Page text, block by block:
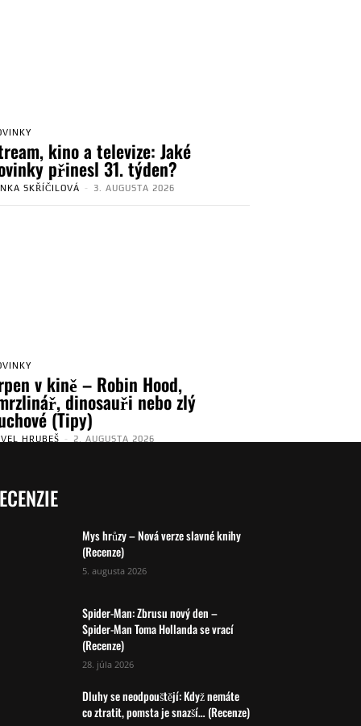
kino a televize: Jaké
přinesl 31. týden?
SKŘÍČILOVÁ - 3. AUGUSTA 2026
v kině – Robin Hood,
dinosauři nebo zlý
(Tipy)
HRUBEŠ - 2. AUGUSTA 2026
Mys hrůzy – Nová verze slavné knihy
(Recenze)
5. augusta 2026
Spider-Man: Zbrusu nový den –
Spider-Man Toma Hollanda se vrací
(Recenze)
28. júla 2026
Dluhy se neodpouštějí: Když nemáte
co ztratit, pomsta je snazší… (Recenze)